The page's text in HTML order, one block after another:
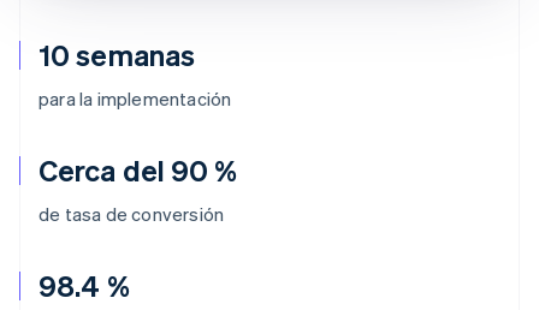
10 semanas
para la implementación
Cerca del 90 %
de tasa de conversión
98.4 %